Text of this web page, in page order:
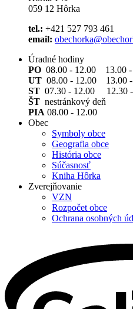
059 12 Hôrka
tel.: +421 527 793 461
email:
Úradné hodiny
PO 08.00 - 12.00 13.00 -
UT 08.00 - 12.00 13.00 -
ST 07.30 - 12.00 12.30 -
ŠT nestránkový deň
PIA 08.00 - 12.00
Obec
Symboly obce
Geografia obce
História obce
Súčasnosť
Kniha Hôrka
Zverejňovanie
VZN
Rozpočet obce
Ochrana osobných